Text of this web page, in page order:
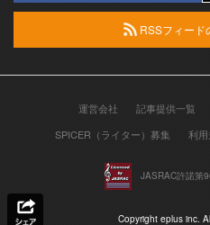
RSSフィード
運営会社 記事提供一覧
SPICER（ライター）募集
利
JASRAC許諾第
Copyright eplus inc.